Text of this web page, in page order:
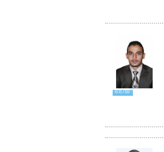
0.0 /10